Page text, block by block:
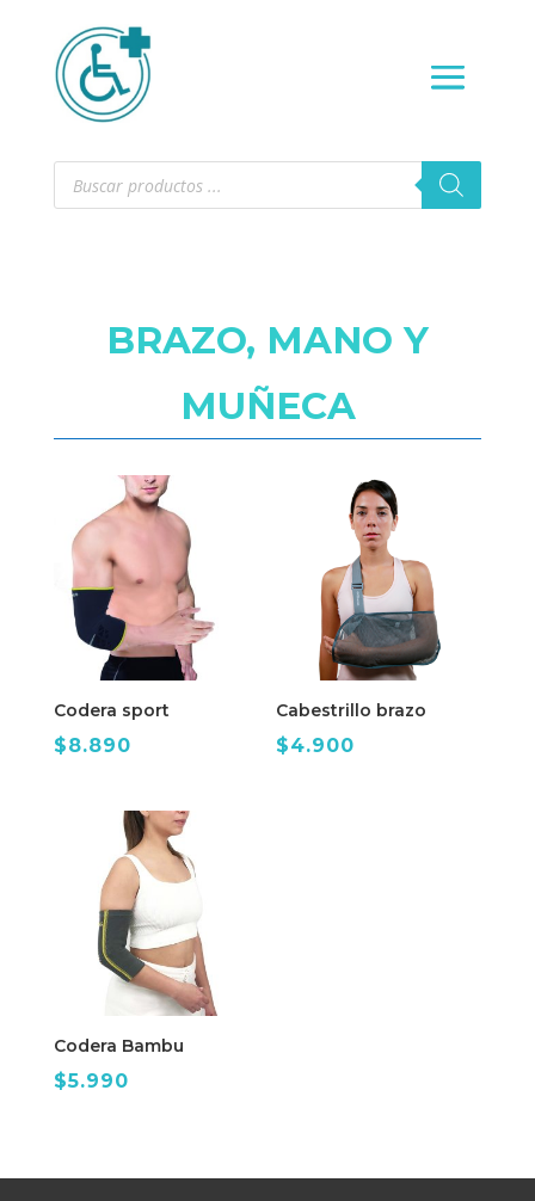
Búsqueda
productos
BRAZO, MANO Y
MUÑECA
Codera sport
$8.890
Cabestrillo brazo
$4.900
Codera Bambu
$5.990